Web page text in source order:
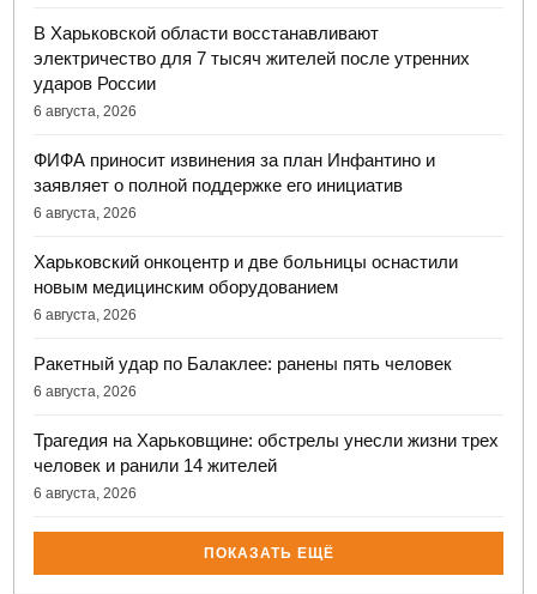
В Харьковской области восстанавливают
электричество для 7 тысяч жителей после утренних
ударов России
6 августа, 2026
ФИФА приносит извинения за план Инфантино и
заявляет о полной поддержке его инициатив
6 августа, 2026
Харьковский онкоцентр и две больницы оснастили
новым медицинским оборудованием
6 августа, 2026
Ракетный удар по Балаклее: ранены пять человек
6 августа, 2026
Трагедия на Харьковщине: обстрелы унесли жизни трех
человек и ранили 14 жителей
6 августа, 2026
ПОКАЗАТЬ ЕЩЁ